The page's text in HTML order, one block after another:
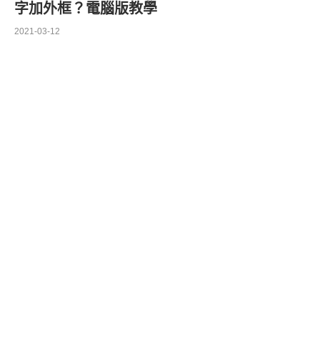
字加外框？電腦版教學
2021-03-12